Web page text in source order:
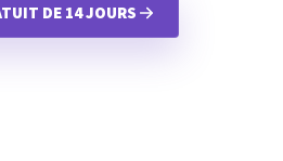
DE 14 JOURS